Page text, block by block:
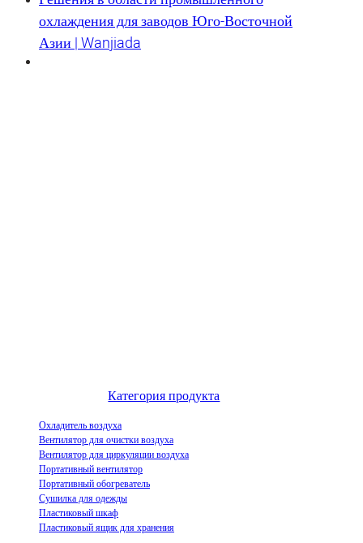
охлаждения для заводов Юго-Восточной
Азии | Wanjiada
Категория продукта
Охладитель воздуха
Вентилятор для очистки воздуха
Вентилятор для циркуляции воздуха
Портативный вентилятор
Портативный обогреватель
Сушилка для одежды
Пластиковый шкаф
Пластиковый ящик для хранения